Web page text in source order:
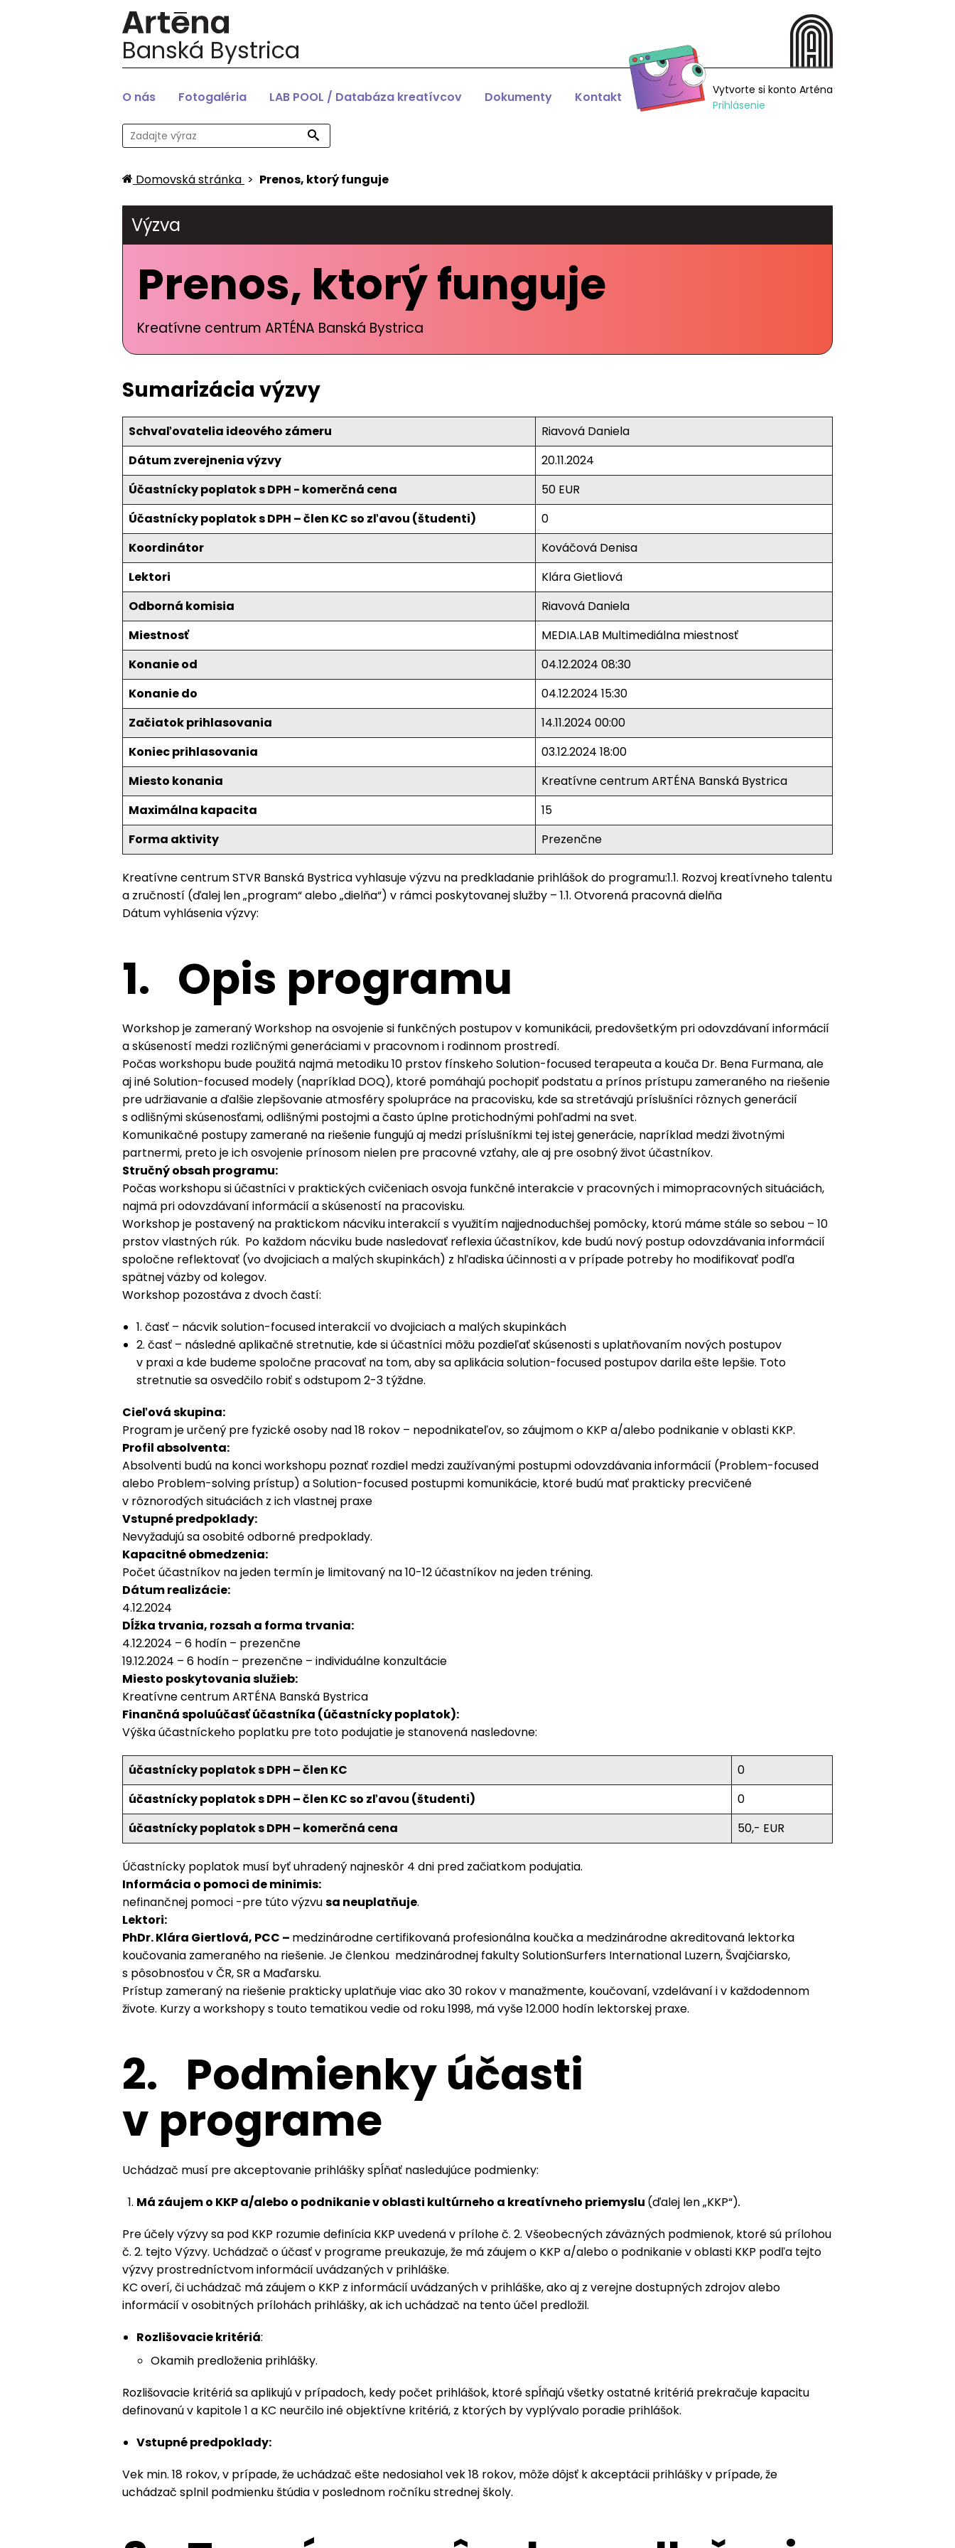
Banská Bystrica
O nás Fotogaléria LAB POOL / Databáza kreatívcov Dokumenty Kontakt
Vytvorte si konto Arténa
Prihlásenie
Domovská stránka > Prenos, ktorý funguje
Výzva
Prenos, ktorý funguje
Kreatívne centrum ARTÉNA Banská Bystrica
Sumarizácia výzvy
Schvaľovatelia ideového zámeru
Riavová Daniela
Dátum zverejnenia výzvy
20.11.2024
Účastnícky poplatok s DPH - komerčná cena
50 EUR
Účastnícky poplatok s DPH – člen KC so zľavou (študenti)
0
Koordinátor
Kováčová Denisa
Lektori
Klára Gietliová
Odborná komisia
Riavová Daniela
Miestnosť
MEDIA.LAB Multimediálna miestnosť
Konanie od
04.12.2024 08:30
Konanie do
04.12.2024 15:30
Začiatok prihlasovania
14.11.2024 00:00
Koniec prihlasovania
03.12.2024 18:00
Miesto konania
Kreatívne centrum ARTÉNA Banská Bystrica
Maximálna kapacita
15
Forma aktivity
Prezenčne
Kreatívne centrum STVR Banská Bystrica vyhlasuje výzvu na predkladanie prihlášok do programu:1.1. Rozvoj kreatívneho talentu
a zručností (ďalej len „program“ alebo „dielňa“) v rámci poskytovanej služby – 1.1. Otvorená pracovná dielňa
Dátum vyhlásenia výzvy:
1. Opis programu
Workshop je zameraný Workshop na osvojenie si funkčných postupov v komunikácii, predovšetkým pri odovzdávaní informácií
a skúseností medzi rozličnými generáciami v pracovnom i rodinnom prostredí.
Počas workshopu bude použitá najmä metodiku 10 prstov fínskeho Solution-focused terapeuta a kouča Dr. Bena Furmana, ale
aj iné Solution-focused modely (napríklad DOQ), ktoré pomáhajú pochopiť podstatu a prínos prístupu zameraného na riešenie
pre udržiavanie a ďalšie zlepšovanie atmosféry spolupráce na pracovisku, kde sa stretávajú príslušníci rôznych generácií
s odlišnými skúsenosťami, odlišnými postojmi a často úplne protichodnými pohľadmi na svet.
Komunikačné postupy zamerané na riešenie fungujú aj medzi príslušníkmi tej istej generácie, napríklad medzi životnými
partnermi, preto je ich osvojenie prínosom nielen pre pracovné vzťahy, ale aj pre osobný život účastníkov.
Stručný obsah programu:
Počas workshopu si účastníci v praktických cvičeniach osvoja funkčné interakcie v pracovných i mimopracovných situáciách,
najmä pri odovzdávaní informácií a skúseností na pracovisku.
Workshop je postavený na praktickom nácviku interakcií s využitím najjednoduchšej pomôcky, ktorú máme stále so sebou – 10
prstov vlastných rúk. Po každom nácviku bude nasledovať reflexia účastníkov, kde budú nový postup odovzdávania informácií
spoločne reflektovať (vo dvojiciach a malých skupinkách) z hľadiska účinnosti a v prípade potreby ho modifikovať podľa
spätnej väzby od kolegov.
Workshop pozostáva z dvoch častí:
1. časť – nácvik solution-focused interakcií vo dvojiciach a malých skupinkách
2. časť – následné aplikačné stretnutie, kde si účastníci môžu pozdieľať skúsenosti s uplatňovaním nových postupov
v praxi a kde budeme spoločne pracovať na tom, aby sa aplikácia solution-focused postupov darila ešte lepšie. Toto
stretnutie sa osvedčilo robiť s odstupom 2-3 týždne.
Cieľová skupina:
Program je určený pre fyzické osoby nad 18 rokov – nepodnikateľov, so záujmom o KKP a/alebo podnikanie v oblasti KKP.
Profil absolventa:
Absolventi budú na konci workshopu poznať rozdiel medzi zaužívanými postupmi odovzdávania informácií (Problem-focused
alebo Problem-solving prístup) a Solution-focused postupmi komunikácie, ktoré budú mať prakticky precvičené
v rôznorodých situáciách z ich vlastnej praxe
Vstupné predpoklady:
Nevyžadujú sa osobité odborné predpoklady.
Kapacitné obmedzenia:
Počet účastníkov na jeden termín je limitovaný na 10-12 účastníkov na jeden tréning.
Dátum realizácie:
4.12.2024
Dĺžka trvania, rozsah a forma trvania:
4.12.2024 – 6 hodín – prezenčne
19.12.2024 – 6 hodín – prezenčne – individuálne konzultácie
Miesto poskytovania služieb:
Kreatívne centrum ARTÉNA Banská Bystrica
Finančná spoluúčasť účastníka (účastnícky poplatok):
Výška účastníckeho poplatku pre toto podujatie je stanovená nasledovne:
účastnícky poplatok s DPH – člen KC
0
účastnícky poplatok s DPH – člen KC so zľavou (študenti)
0
účastnícky poplatok s DPH – komerčná cena
50,- EUR
Účastnícky poplatok musí byť uhradený najneskôr 4 dni pred začiatkom podujatia.
Informácia o pomoci de minimis:
nefinančnej pomoci -pre túto výzvusa neuplatňuje.
Lektori:
PhDr. Klára Giertlová, PCC – medzinárodne certifikovaná profesionálna koučka a medzinárodne akreditovaná lektorka
koučovania zameraného na riešenie. Je členkou medzinárodnej fakulty SolutionSurfers International Luzern, Švajčiarsko,
s pôsobnosťou v ČR, SR a Maďarsku.
Prístup zameraný na riešenie prakticky uplatňuje viac ako 30 rokov v manažmente, koučovaní, vzdelávaní i v každodennom
živote. Kurzy a workshopy s touto tematikou vedie od roku 1998, má vyše 12.000 hodín lektorskej praxe.
2. Podmienky účasti
v programe
Uchádzač musí pre akceptovanie prihlášky spĺňať nasledujúce podmienky:
Má záujem o KKP a/alebo o podnikanie v oblasti kultúrneho a kreatívneho priemyslu (ďalej len „KKP“).
Pre účely výzvy sa pod KKP rozumie definícia KKP uvedená v prílohe č. 2. Všeobecných záväzných podmienok, ktoré sú prílohou
č. 2. tejto Výzvy. Uchádzač o účasť v programe preukazuje, že má záujem o KKP a/alebo o podnikanie v oblasti KKP podľa tejto
výzvy prostredníctvom informácií uvádzaných v prihláške.
KC overí, či uchádzač má záujem o KKP z informácií uvádzaných v prihláške, ako aj z verejne dostupných zdrojov alebo
informácií v osobitných prílohách prihlášky, ak ich uchádzač na tento účel predložil.
Rozlišovacie kritériá:
Okamih predloženia prihlášky.
Rozlišovacie kritériá sa aplikujú v prípadoch, kedy počet prihlášok, ktoré spĺňajú všetky ostatné kritériá prekračuje kapacitu
definovanú v kapitole 1 a KC neurčilo iné objektívne kritériá, z ktorých by vyplývalo poradie prihlášok.
Vstupné predpoklady:
Vek min. 18 rokov, v prípade, že uchádzač ešte nedosiahol vek 18 rokov, môže dôjsť k akceptácii prihlášky v prípade, že
uchádzač splnil podmienku štúdia v poslednom ročníku strednej školy.